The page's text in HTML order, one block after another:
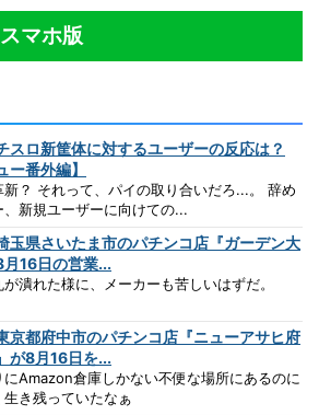
マホ版
スロ新筐体に対するユーザーの反応は？
ー番外編】
新？ それって、パイの取り合いだろ...。 辞め
、新規ユーザーに向けての...
玉県さいたま市のパチンコ店『ガーデン大
16日の営業...
潰れた様に、メーカーも苦しいはずだ。
京都府中市のパチンコ店『ニューアサヒ府
が8月16日を...
にAmazon倉庫しかない不便な場所にあるのに
き残っていたなぁ